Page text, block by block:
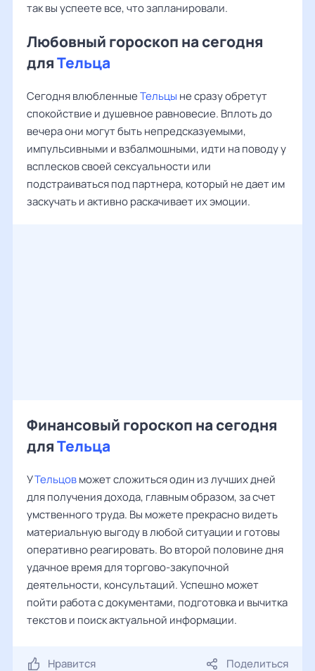
так вы успеете все, что запланировали.
Любовный гороскоп на сегодня
дляТельца
Сегодня влюбленныеТельцы не сразу обретут
спокойствие и душевное равновесие. Вплоть до
вечера они могут быть непредсказуемыми,
импульсивными и взбалмошными, идти на поводу у
всплесков своей сексуальности или
подстраиваться под партнера, который не дает им
заскучать и активно раскачивает их эмоции.
Финансовый гороскоп на сегодня
дляТельца
УТельцовможет сложиться один из лучших дней
для получения дохода, главным образом, за счет
умственного труда. Вы можете прекрасно видеть
материальную выгоду в любой ситуации и готовы
оперативно реагировать. Во второй половине дня
удачное время для торгово-закупочной
деятельности, консультаций. Успешно может
пойти работа с документами, подготовка и вычитка
текстов и поиск актуальной информации.
Нравится Поделиться